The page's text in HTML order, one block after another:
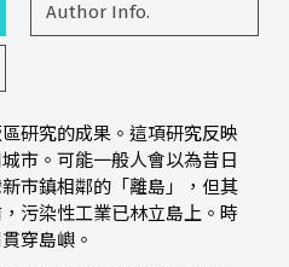
Author Info.
研究的成果。這項研究反映
市。可能一般人會以為昔日
市鎮相鄰的「離島」，但其
污染性工業已林立島上。時
穿島嶼。